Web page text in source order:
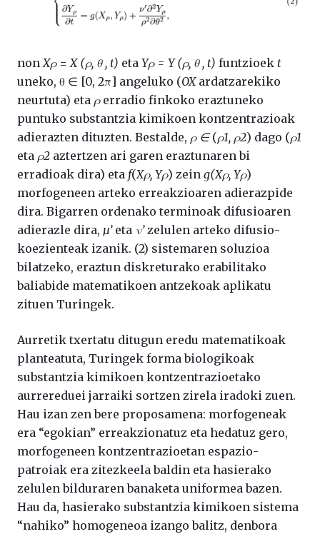
nonXρ=X (ρ, θ , t) eta Yρ = Y (ρ, θ , t) funtzioek t
uneko, θ ∈ [0, 2π] angeluko (OX ardatzarekiko
neurtuta) eta ρerradio finkoko eraztuneko
puntuko substantzia kimikoen kontzentrazioak
adierazten dituzten. Bestalde, ρ ∈(ρ1, ρ2) dago (ρ1
eta ρ2 aztertzen ari garen eraztunaren bi
erradioak dira) eta f(Xρ, Yρ) zein g(Xρ, Yρ)
morfogeneen arteko erreakzioaren adierazpide
dira. Bigarren ordenako terminoak difusioaren
adierazle dira, µ’eta ν’zelulen arteko difusio-
koezienteak izanik. (2) sistemaren soluzioa
bilatzeko, eraztun diskreturako erabilitako
baliabide matematikoen antzekoak aplikatu
zituen Turingek.
Aurretik txertatu ditugun eredu matematikoak
planteatuta, Turingek forma biologikoak
substantzia kimikoen kontzentrazioetako
aurrereduei jarraiki sortzen zirela iradoki zuen.
Hau izan zen bere proposamena: morfogeneak
era “egokian” erreakzionatuz eta hedatuz gero,
morfogeneen kontzentrazioetan espazio-
patroiak era zitezkeela baldin eta hasierako
zelulen bilduraren banaketa uniformea bazen.
Hau da, hasierako substantzia kimikoen sistema
“nahiko” homogeneoa izango balitz, denbora